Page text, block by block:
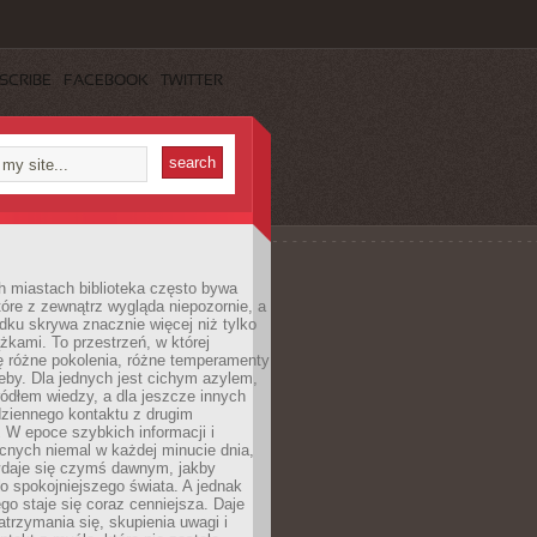
FACEBOOK TWITTER
miastach biblioteka często bywa
z zewnątrz wygląda niepozornie, a
skrywa znacznie więcej niż tylko
To przestrzeń, w której
różne pokolenia, różne temperamenty
Dla jednych jest cichym azylem,
wiedzy, a dla jeszcze innych
kontaktu z drugim
W epoce szybkich informacji i
niemal w każdej minucie dnia,
się czymś dawnym, jakby
spokojniejszego świata. A jednak
staje się coraz cenniejsza. Daje
się, skupienia uwagi i